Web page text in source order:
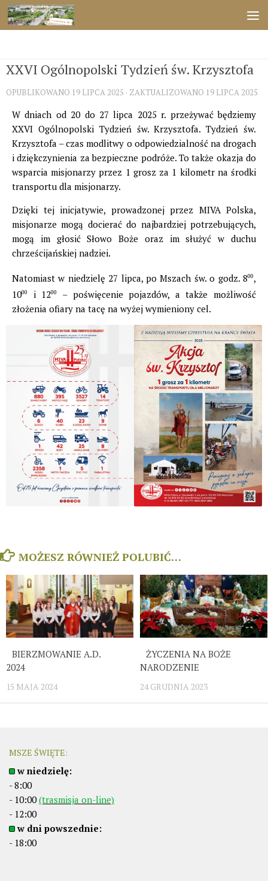
Przejdź do treści
XXVI Ogólnopolski Tydzień św. Krzysztofa
OPUBLIKOWANO 19 LIPCA 2025 · ZAKTUALIZOWANO 19 LIPCA 2025
W dniach od 20 do 27 lipca 2025 r. przeżywać będziemy
XXVI Ogólnopolski Tydzień św. Krzysztofa. Tydzień św.
Krzysztofa – czas modlitwy o odpowiedzialność na drogach
i dziękczynienia za bezpieczne podróże. To także okazja do
wsparcia misjonarzy przez 1 grosz za 1 kilometr na środki
transportu dla misjonarzy.
Dzięki tej inicjatywie, prowadzonej przez MIVA Polska,
misjonarze mogą docierać do najbardziej potrzebujących,
mogą im głosić Słowo Boże oraz im służyć w duchu
chrześcijańskiej nadziei.
Natomiast w niedzielę 27 lipca, po Mszach św. o godz. 800,
1000 i 1200
– poświęcenie pojazdów, a także możliwość
złożenia ofiary na tacę na wyżej wymieniony cel.
MOŻESZ RÓWNIEŻ POLUBIĆ…
BIERZMOWANIE A.D.
2024
15 MAJA 2024
ŻYCZENIA NA BOŻE
NARODZENIE
24 GRUDNIA 2023
MSZE ŚWIĘTE:
w niedzielę:
- 8:00
- 10:00(trasmisja on-line)
- 12:00
w dni powszednie:
- 18:00